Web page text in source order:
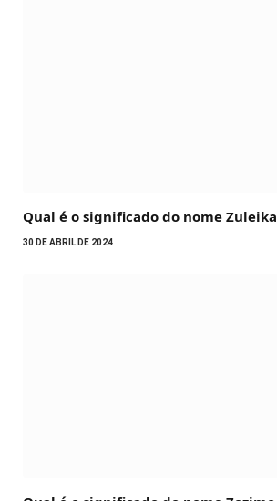
Qual é o significado do nome Zuleika
30 DE ABRIL DE 2024